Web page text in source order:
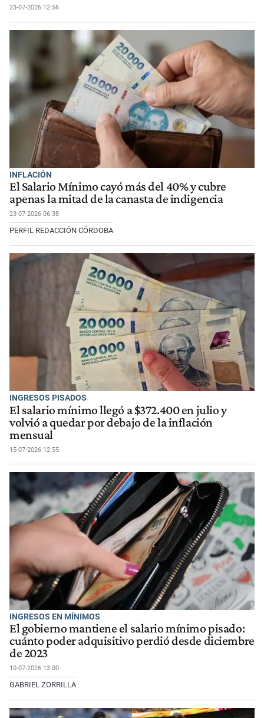
23-07-2026 12:56
INFLACIÓN
El Salario Mínimo cayó más del 40% y cubre
apenas la mitad de la canasta de indigencia
23-07-2026 06:38
PERFIL REDACCIÓN CÓRDOBA
INGRESOS PISADOS
El salario mínimo llegó a $372.400 en julio y
volvió a quedar por debajo de la inflación
mensual
15-07-2026 12:55
INGRESOS EN MÍNIMOS
El gobierno mantiene el salario mínimo pisado:
cuánto poder adquisitivo perdió desde diciembre
de 2023
10-07-2026 13:00
GABRIEL ZORRILLA